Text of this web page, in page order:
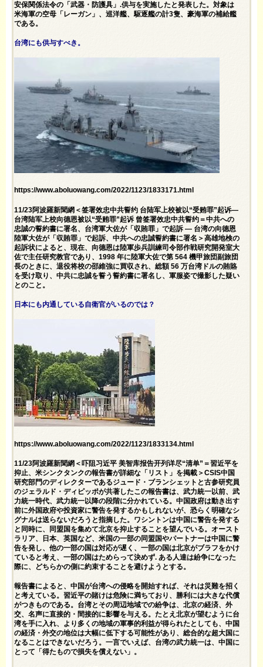
安保関係法令の「武器・防護具」.供与を実施したと発表した。対象は
米海軍の空母「レーガン」、巡洋艦、駆逐艦の計3隻、豪海軍の補給艦
である。
台湾にも供与すべき。
https://www.aboluowang.com/2022/1123/1833171.html
11/23阿波羅新聞網＜签署效忠中共誓约 台陆军上校被以“受贿罪”起诉—
台湾陆军上校向德恩被以“受贿罪”起诉 曾签署效忠中共誓约＝中共への
忠誠の誓約書に署名、台湾軍大佐が「収賄罪」で起訴 — 台湾の向德恩
陸軍大佐が「収賄罪」で起訴、中共への忠誠誓約書に署名＞高雄地検の
起訴状によると、現在、向德恩は陸軍歩兵訓練司令部作戦研究開発室大
佐で主任研究教官であり、1998 年に陸軍大佐で第 564 機甲旅団副旅団
長のときに、退役将校の邵維強に買収され、総額 56 万台湾ドルの賄賂
を受け取り、中共に忠誠を誓う誓約書に署名し、軍服姿で撮影した疑い
とのこと。
日本にも内通している自衛官がいるのでは？
https://www.aboluowang.com/2022/1123/1833134.html
11/23阿波羅新聞網＜吓阻习近平 美智库报告开列详尽“清单”＝習近平を
抑止、米シンクタンクの報告書が詳細な「リスト」を掲載＞CSIS中国
研究部門のディレクターであるジュード・ブランシェットと古参研究員
のジェラルド・ディピッポが共著したこの報告書は、武力統一以前、武
力統一時代、武力統一以降の段階に分かれている。中国政府は動き出す
前に外国政府や投資家に警告を発するかもしれないが、恐らく明確なシ
グナルは送らないだろうと指摘した。ワシントンは中国に警告を発する
と同時に、同盟国を集めて北京を抑止することを望んでいる。オースト
ラリア、日本、英国など、米国の一部の同盟国やパートナーは中国に警
告を発し、他の一部の国は対応が遅く、一部の国は北京がブラフをかけ
ていると考え、一部の国はためらって決めず. ある人達は紛争になった
際に、どちらかの側に約束することを避けようとする。
報告書によると、中国が台湾への侵略を開始すれば、それは災難を招く
と考えている。習近平の賭けは危険に満ちており、勝利には大きな代償
がつきものである。台湾とその周辺地域での紛争は、北京の経済、外
交、名声に直接的・間接的に影響を与える。たとえ北京が望むように台
湾を手に入れ、より多くの地域の軍事的利益が得られたとしても、中国
の経済・外交の地位は大幅に低下する可能性があり、総合的な超大国に
なることはできないだろう。一言でいえば、台湾の武力統一は、中国に
とって「得たもので損失を償えない」。